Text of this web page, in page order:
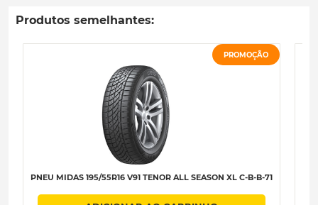
Produtos semelhantes:
PROMOÇÃO
PNEU MIDAS 195/55R16 V91 TENOR ALL SEASON XL C-B-B-71